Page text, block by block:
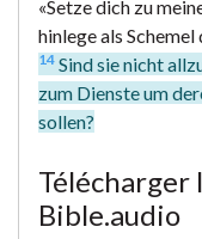
«Setze dich zu
hinlege als Schemel
14 Sind sie nicht
zum Dienste um
sollen?
Bible.audio